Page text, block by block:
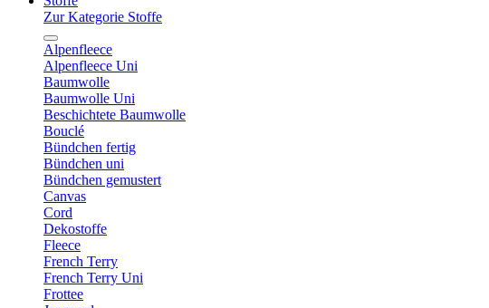
Zur Kategorie Stoffe
Alpenfleece
Alpenfleece Uni
Baumwolle
Baumwolle Uni
Beschichtete Baumwolle
Bouclé
Bündchen fertig
Bündchen uni
Bündchen gemustert
Canvas
Cord
Dekostoffe
Fleece
French Terry
French Terry Uni
Frottee